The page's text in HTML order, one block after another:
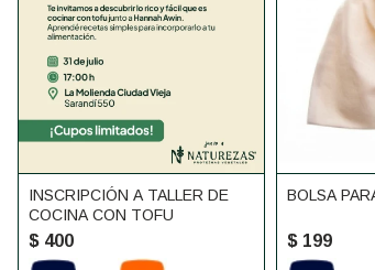
INSCRIPCIÓN A TALLER DE
COCINA CON TOFU
$ 400
BOLSA
$ 199